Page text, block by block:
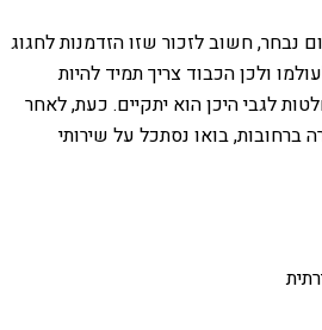
נבחר, חשוב לזכור שזו הזדמנות לחגוג
ולכן הכבוד צריך תמיד להיות
לגבי היכן הוא יתקיים. כעת, לאחר
בואו נסתכל על שירותי